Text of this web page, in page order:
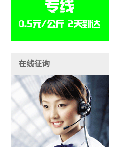
在线征询